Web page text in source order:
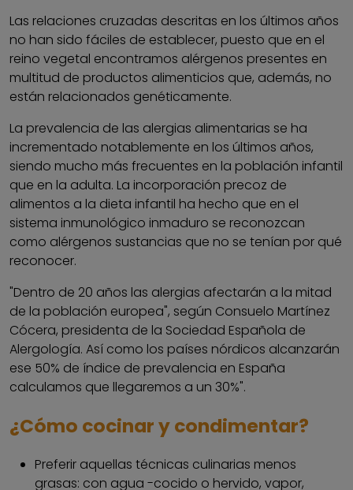
Las relaciones cruzadas descritas en los últimos años
no han sido fáciles de establecer, puesto que en el
reino vegetal encontramos alérgenos presentes en
multitud de productos alimenticios que, además, no
están relacionados genéticamente.
La prevalencia de las alergias alimentarias se ha
incrementado notablemente en los últimos años,
siendo mucho más frecuentes en la población infantil
que en la adulta. La incorporación precoz de
alimentos a la dieta infantil ha hecho que en el
sistema inmunológico inmaduro se reconozcan
como alérgenos sustancias que no se tenían por qué
reconocer.
"Dentro de 20 años las alergias afectarán a la mitad
de la población europea", según Consuelo Martínez
Cócera, presidenta de la Sociedad Española de
Alergología. Así como los países nórdicos alcanzarán
ese 50% de índice de prevalencia en España
calculamos que llegaremos a un 30%".
¿Cómo cocinar y condimentar?
Preferir aquellas técnicas culinarias menos
grasas: con agua -cocido o hervido, vapor,